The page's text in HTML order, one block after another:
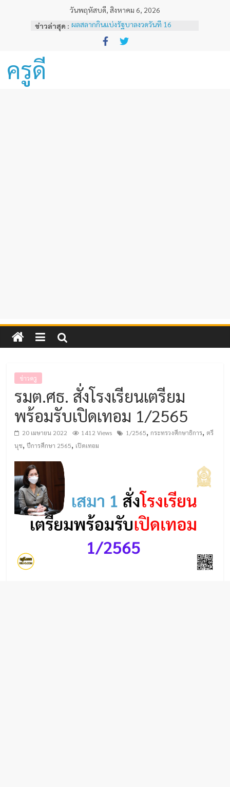
วันพฤหัสบดี, สิงหาคม 6, 2026
ข่าวล่าสุด : ผลสลากกินแบ่งรัฐบาลงวดวันที่ 16
ธันวาคม 2567
ผลสลากกินแบ่งรัฐบาลงวดวันที่ 1 ธันวาคม
ครูดี
ข่าวครู
รมต.ศธ. สั่งโรงเรียนเตรียม
พร้อมรับเปิดเทอม 1/2565
20 เมษายน 2022 1412 Views 1/2565,กระทรวงศึกษาธิการ, ตรี
นุช,ปีการศึกษา 2565, เปิดเทอม